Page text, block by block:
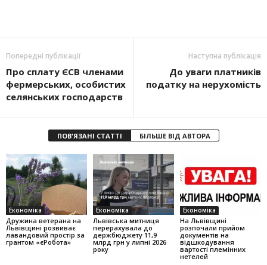
Попередні публікації
Про сплату ЄСВ членами
фермерських, особистих
селянських господарств
Наступна публікація
До уваги платників
податку на нерухомість
ПОВ'ЯЗАНІ СТАТТІ БІЛЬШЕ ВІД АВТОРА
Економіка
Дружина ветерана на
Львівщині розвиває
лавандовий простір за
грантом «єРобота»
Економіка
Львівська митниця
перерахувала до
держбюджету 11,9
млрд грн у липні 2026
року
Економіка
На Львівщині
розпочали прийом
документів на
відшкодування
вартості племінних
нетелей